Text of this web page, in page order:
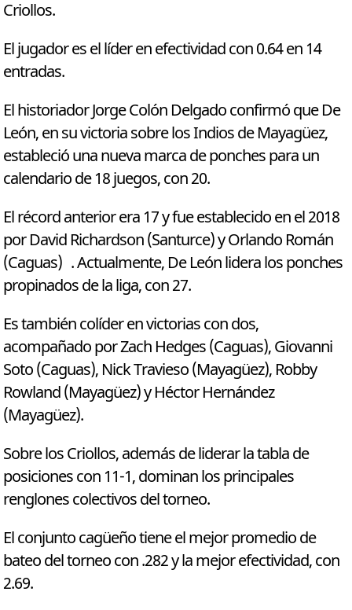
Criollos.
El jugador es el líder en efectividad con 0.64 en 14
entradas.
El historiador Jorge Colón Delgado confirmó que De
León, en su victoria sobre los Indios de Mayagüez,
estableció una nueva marca de ponches para un
calendario de 18 juegos, con 20.
El récord anterior era 17 y fue establecido en el 2018
por David Richardson (Santurce) y Orlando Román
(Caguas) . Actualmente, De León lidera los ponches
propinados de la liga, con 27.
Es también colíder en victorias con dos,
acompañado por Zach Hedges (Caguas), Giovanni
Soto (Caguas), Nick Travieso (Mayagüez), Robby
Rowland (Mayagüez) y Héctor Hernández
(Mayagüez).
Sobre los Criollos, además de liderar la tabla de
posiciones con 11-1, dominan los principales
renglones colectivos del torneo.
El conjunto cagüeño tiene el mejor promedio de
bateo del torneo con .282 y la mejor efectividad, con
2.69.